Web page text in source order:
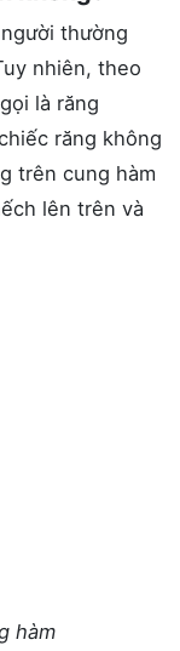
thường
nhiên, theo
là răng
răng không
trên cung hàm
lên trên và
hàm